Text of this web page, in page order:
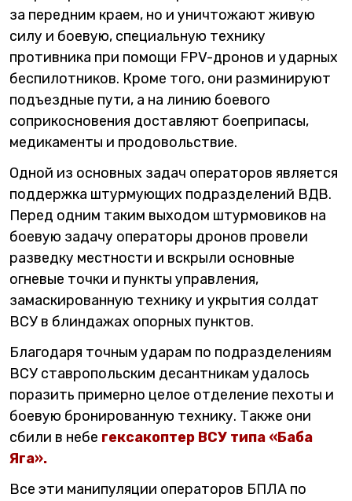
за передним краем, но и уничтожают живую
силу и боевую, специальную технику
противника при помощи FPV-дронов и ударных
беспилотников. Кроме того, они разминируют
подъездные пути, а на линию боевого
соприкосновения доставляют боеприпасы,
медикаменты и продовольствие.
Одной из основных задач операторов является
поддержка штурмующих подразделений ВДВ.
Перед одним таким выходом штурмовиков на
боевую задачу операторы дронов провели
разведку местности и вскрыли основные
огневые точки и пункты управления,
замаскированную технику и укрытия солдат
ВСУ в блиндажах опорных пунктов.
Благодаря точным ударам по подразделениям
ВСУ ставропольским десантникам удалось
поразить примерно целое отделение пехоты и
боевую бронированную технику. Также они
сбили в небе гексакоптер ВСУ типа «Баба
Яга».
Все эти манипуляции операторов БПЛА по